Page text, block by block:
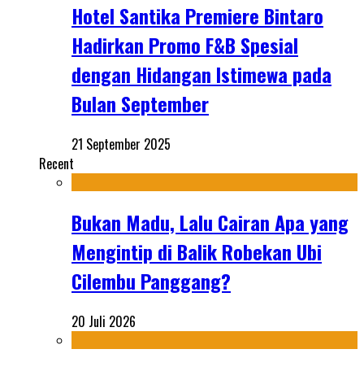
Hotel Santika Premiere Bintaro
Hadirkan Promo F&B Spesial
dengan Hidangan Istimewa pada
Bulan September
21 September 2025
Recent
Bukan Madu, Lalu Cairan Apa yang
Mengintip di Balik Robekan Ubi
Cilembu Panggang?
20 Juli 2026